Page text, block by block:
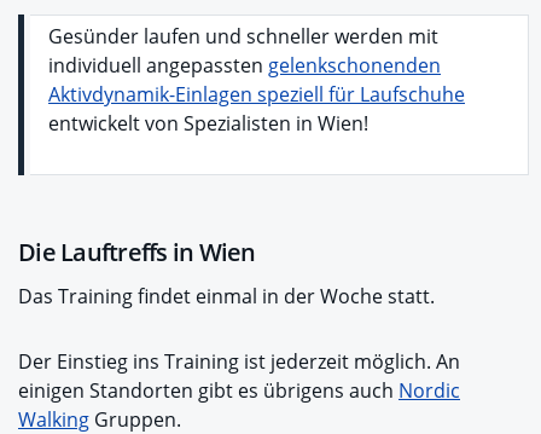
Gesünder laufen und schneller werden mit
individuell angepassten gelenkschonenden
Aktivdynamik-Einlagen speziell für Laufschuhe
entwickelt von Spezialisten in Wien!
Die Lauftreffs in Wien
Das Training findet einmal in der Woche statt.
Der Einstieg ins Training ist jederzeit möglich. An
einigen Standorten gibt es übrigens auch Nordic
Walking Gruppen.